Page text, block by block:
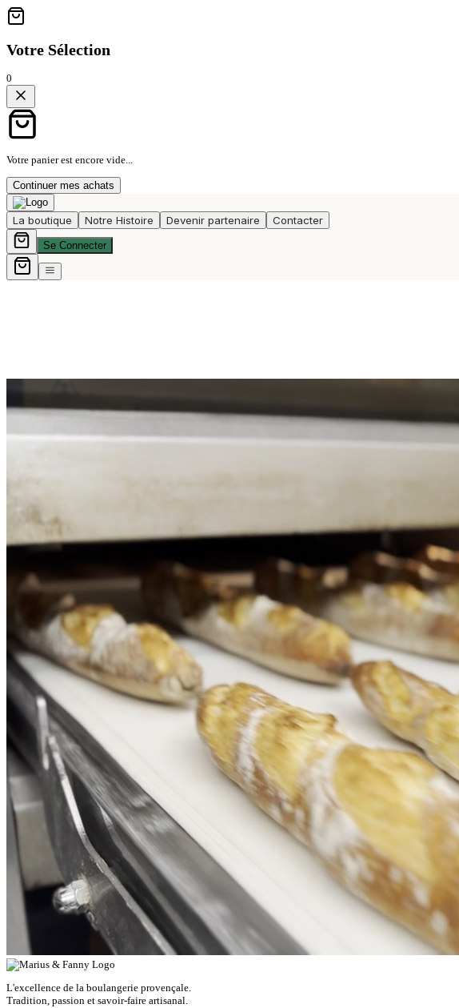
Votre Sélection
0
Votre panier est encore vide...
Continuer mes achats
La boutique Notre Histoire Devenir partenaire Contacter
Se Connecter
L'excellence de la boulangerie provençale.
Tradition, passion et savoir-faire artisanal.